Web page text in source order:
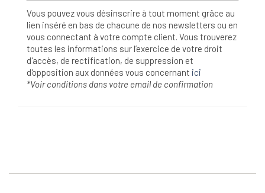
Vous pouvez vous désinscrire à tout moment grâce au
lien inséré en bas de chacune de nos newsletters ou en
vous connectant à votre compte client. Vous trouverez
toutes les informations sur l’exercice de votre droit
d'accès, de rectification, de suppression et
d'opposition aux données vous concernant ici
*Voir conditions dans votre email de confirmation